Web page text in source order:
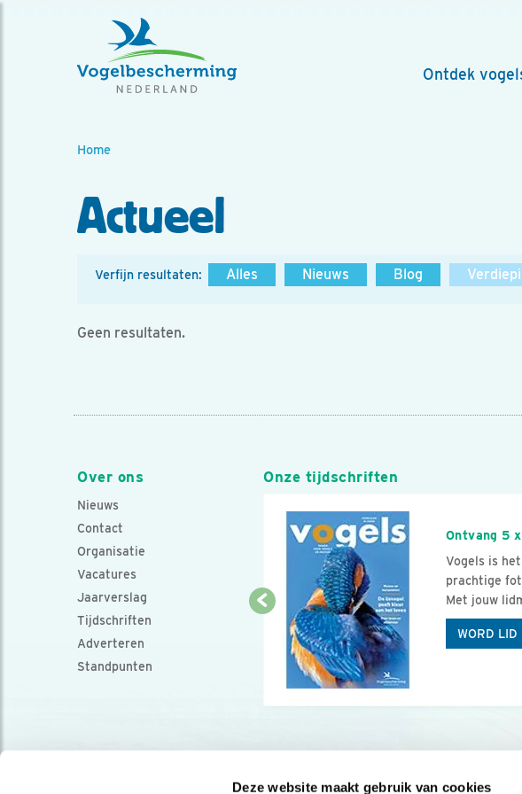
Deze website maakt gebruik van cookies
Ontdek
Home
Actueel
Verfijn resultaten: Alles Nieuws Blog
Geen resultaten.
Over ons
Nieuws
Contact
Organisatie
Vacatures
Jaarverslag
Tijdschriften
Adverteren
Standpunten
Onze tijdschriften
Ontvang 5
Vogels is
prachtige
Met jouw
WORD LID